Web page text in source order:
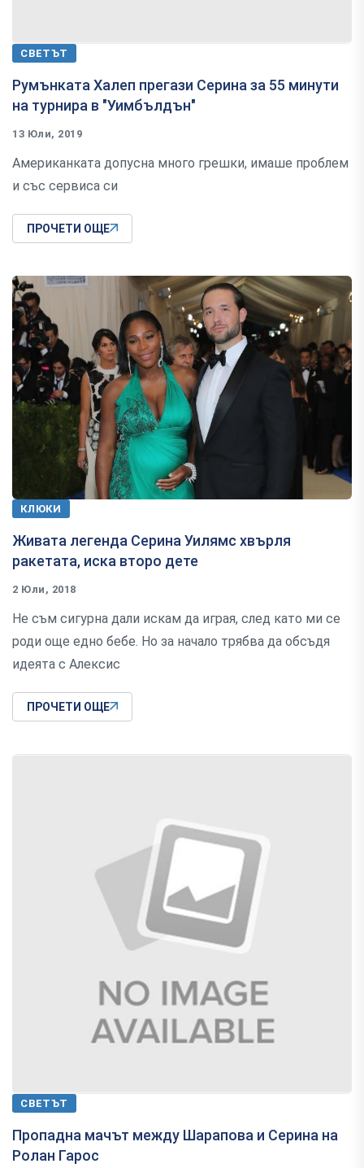
СВЕТЪТ
Румънката Халеп прегази Серина за 55 минути
на турнира в "Уимбълдън"
13 Юли, 2019
Американката допусна много грешки, имаше проблем
и със сервиса си
ПРОЧЕТИ ОЩЕ
КЛЮКИ
Живата легенда Серина Уилямс хвърля
ракетата, иска второ дете
2 Юли, 2018
Не съм сигурна дали искам да играя, след като ми се
роди още едно бебе. Но за начало трябва да обсъдя
идеята с Алексис
ПРОЧЕТИ ОЩЕ
СВЕТЪТ
Пропадна мачът между Шарапова и Серина на
Ролан Гарос